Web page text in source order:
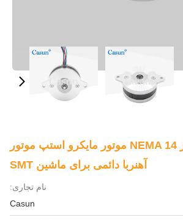
1.8 درجه 2 فاز NEMA 14 موتور مایکرو استپ موتور
آهنربا دائمی برای ماشین SMT
نام تجاری:
Casun